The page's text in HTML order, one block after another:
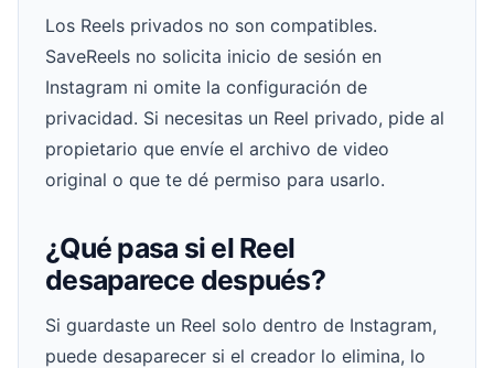
Los Reels privados no son compatibles.
SaveReels no solicita inicio de sesión en
Instagram ni omite la configuración de
privacidad. Si necesitas un Reel privado, pide al
propietario que envíe el archivo de video
original o que te dé permiso para usarlo.
¿Qué pasa si el Reel
desaparece después?
Si guardaste un Reel solo dentro de Instagram,
puede desaparecer si el creador lo elimina, lo